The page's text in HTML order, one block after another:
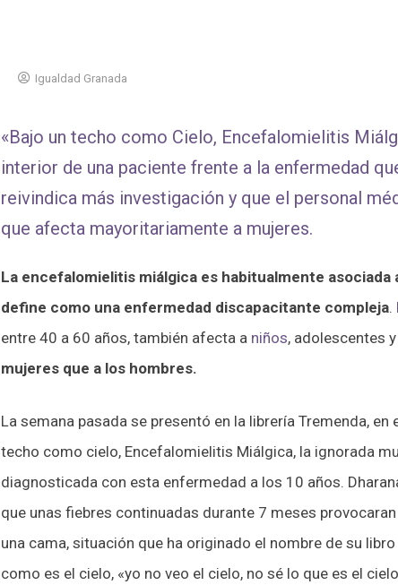
Igualdad Granada
«Bajo un techo como Cielo, Encefalomielitis
interior de una paciente frente a la enfermedad
reivindica más investigación y que el personal
que afecta mayoritariamente a mujeres.
La encefalomielitis miálgica es habitualmente
define como una enfermedad discapacitante compleja.
entre 40 a 60 años, también afecta a niños, adolescentes
mujeres que a los hombres.
La semana pasada se presentó en la librería Tremenda, en
techo como cielo, Encefalomielitis Miálgica, la ignorada
diagnosticada con esta enfermedad a los 10 años.
que unas fiebres continuadas durante 7 meses
una cama, situación que ha originado el nombre de su
como es el cielo, «yo no veo el cielo, no sé lo que es el